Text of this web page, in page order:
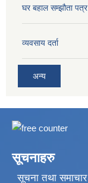
घर बहाल सम्झौता पत्र
व्यवसाय दर्ता
अन्य
सूचनाहरु
सूचना तथा समाचार